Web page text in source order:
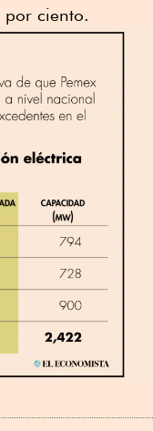
por ciento.